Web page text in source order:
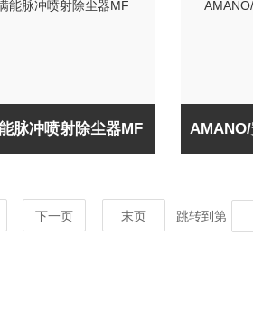
脉冲喷射除尘器MF
下一页 末页 跳转到第